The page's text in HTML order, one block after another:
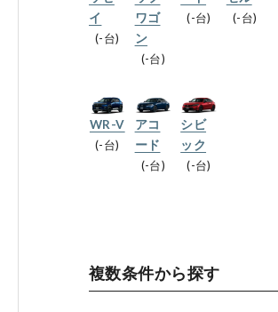
お引越しのお客様へ
サイトご利用にあたって
プライバシーポリシー
中古車在庫検索 トップページ
イ
-台
ワゴ
ン
-台
-台
-台
WR-V
-台
アコ
ード
-台
シビ
ック
-台
複数条件から探す